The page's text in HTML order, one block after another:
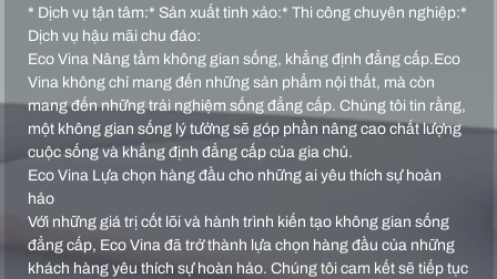
* Dịch vụ tận tâm:* Sản xuất tinh xảo:* Thi công chuyên nghiệp:*
Dịch vụ hậu mãi chu đáo:
Eco Vina Nâng tầm không gian sống, khẳng định đẳng cấp.Eco
Vina không chỉ mang đến những sản phẩm nội thất, mà còn
mang đến những trải nghiệm sống đẳng cấp. Chúng tôi tin rằng,
một không gian sống lý tưởng sẽ góp phần nâng cao chất lượng
cuộc sống và khẳng định đẳng cấp của gia chủ.
Eco Vina Lựa chọn hàng đầu cho những ai yêu thích sự hoàn
hảo
Với những giá trị cốt lõi và hành trình kiến tạo không gian sống
đẳng cấp, Eco Vina đã trở thành lựa chọn hàng đầu của những
khách hàng yêu thích sự hoàn hảo. Chúng tôi cam kết sẽ tiếp tục